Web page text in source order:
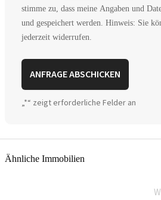
„*“ zeigt erforderliche Felder an
stimme zu, dass meine Angaben und
und gespeichert werden. Hinweis: Sie
jederzeit widerrufen.
l
r
a
Ähnliche Immobilien